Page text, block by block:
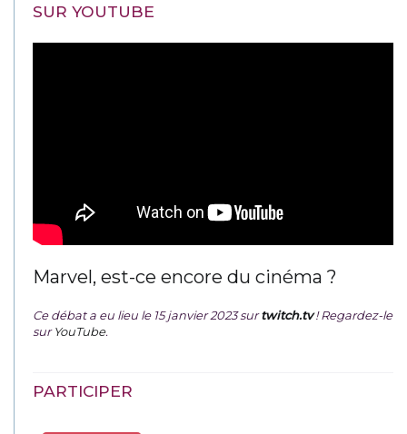
SUR YOUTUBE
Marvel, est-ce encore du cinéma ?
Ce débat a eu lieu le 15 janvier 2023 surtwitch.tv ! Regardez-le
surYouTube.
PARTICIPER